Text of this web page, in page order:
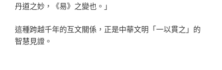
丹道之妙，《易》之變也。」
這種跨越千年的互文關係，正是中華文明「一以貫之」的
智慧見證。